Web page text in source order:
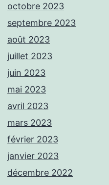
octobre 2023
septembre 2023
août 2023
juillet 2023
juin 2023
mai 2023
avril 2023
mars 2023
février 2023
janvier 2023
décembre 2022